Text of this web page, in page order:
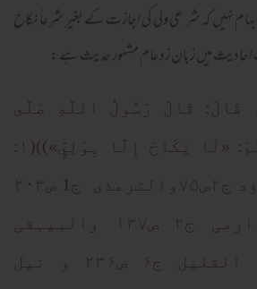
نہیں کہ شر عی ولی کی اجازت کے بغیر شرعاً نکاح
احادیث میں زبان زد عام مشہور حدیث ہے :
قَالَ: قَالَ رَسُولُ اللَّهِ صَلَّى
اللهُ عَلَيْهِ وَسَلَّمَ: «لَا نِكَاحَ إِلَّا بِوَلِيٍّ»))(۱:
اخرجه، ابو داؤد ج۲ص۷۵والترمذی ج1 ص۲۰۳
، ۲۰۴ و الدارمی ج۲ ص۱۳۷ والبیہقی
ص۱۰۷۱۷ ازواء القلیل ج۶ ص۲۳۶ و نیل